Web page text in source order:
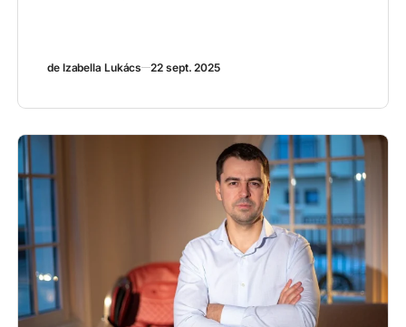
de Izabella Lukács 22 sept. 2025